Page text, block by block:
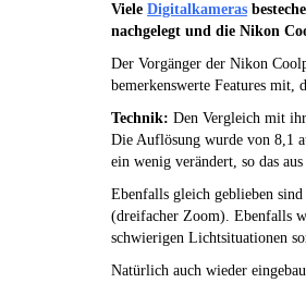
Viele Digitalkameras
nachgelegt und die Nikon
Der Vorgänger der Nikon
bemerkenswerte Features mit,
Technik: Den Vergleich mit
Die Auflösung wurde von 8,1
ein wenig verändert, so das
Ebenfalls gleich geblieben
(dreifacher Zoom). Ebenfalls
schwierigen Lichtsituationen
Natürlich auch wieder